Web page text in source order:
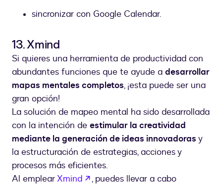
sincronizar con Google Calendar.
13. Xmind
Si quieres una herramienta de productividad con
abundantes funciones que te ayude a desarrollar
mapas mentales completos, ¡esta puede ser una
gran opción!
La solución de mapeo mental ha sido desarrollada
con la intención de estimular la creatividad
mediante la generación de ideas innovadoras y
la estructuración de estrategias, acciones y
procesos más eficientes.
Al emplearXmind abre em uma nova guia
, puedes llevar a cabo